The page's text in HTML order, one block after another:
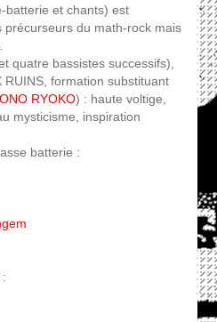
batterie et chants) est
du math-rock mais
quatre bassistes successifs),
RUINS, formation substituant
RYOKO) : haute voltige,
mysticisme, inspiration
batterie :